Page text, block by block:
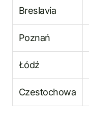
Breslavia
Poznań
Łódź
Czestochowa